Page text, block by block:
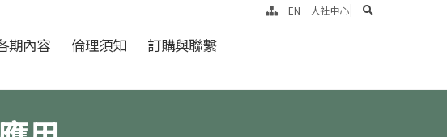
期內容 倫理須知 訂購與聯繫
EN 人社中心 search